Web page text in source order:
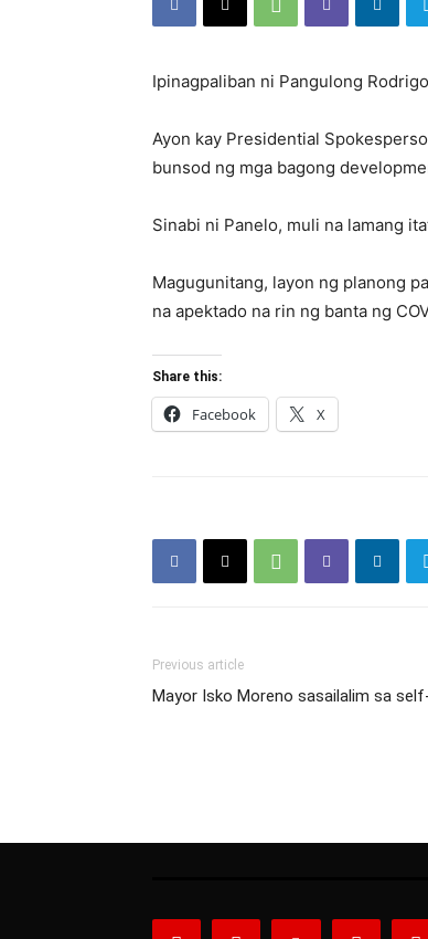
Ipinagpaliban ni Pangulong
Ayon kay Presidential
bunsod ng mga bagong
Sinabi ni Panelo, muli na lamang
Magugunitang, layon ng planong
na apektado na rin ng banta ng
Share this:
Facebook X
Previous article
Mayor Isko Moreno sasailalim sa